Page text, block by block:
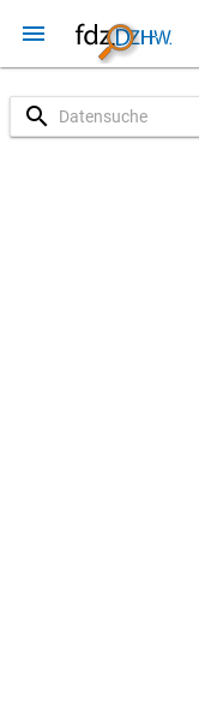
menu
search